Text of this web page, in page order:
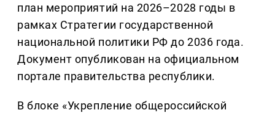
план мероприятий на 2026–2028 годы в
рамках Стратегии государственной
национальной политики РФ до 2036 года.
Документ опубликован на официальном
портале правительства республики.
В блоке «Укрепление общероссийской